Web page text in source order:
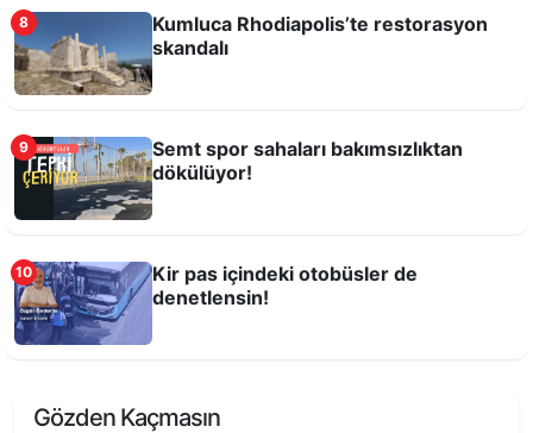
Kentte zamanı durduranların tembelliği!
8
Kumluca Rhodiapolis’te restorasyon
skandalı
9
Semt spor sahaları bakımsızlıktan
dökülüyor!
10
Kir pas içindeki otobüsler de
denetlensin!
Gözden Kaçmasın